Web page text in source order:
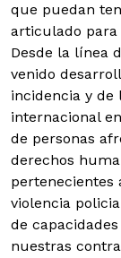
que puedan
articulado para
Desde la línea
venido
incidencia y de
internacional
de personas
derechos
pertenecientes
violencia
de
nuestras